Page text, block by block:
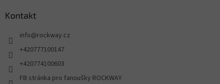
Kontakt
info@rockway.cz
+420777100147
+420774100603
FB stránka pro fanoušky ROCKWAY